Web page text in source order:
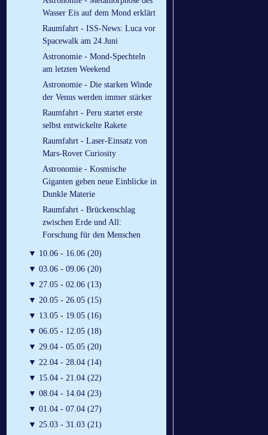
Wasser Eis auf dem Mond erklärt
Raumfahrt - ISS-News: Luca vor
Spacewalk am 24.Juni
Astronomie - Mond-Spechteln
am letzten Weekend
Astronomie - Die starken Winde
der Venus werden immer stärker
Raumfahrt - Peru startet erste
selbst entwickelte Rakete
Raumfahrt - Laser-Einsatz von
Mars-Rover Curiosity
Astronomie - Kosmische
Giganten geben neue Einblicke in
Dunkle Materie
Raumfahrt - Brückenschlag
zwischen Erde und All:
Forschung für den Menschen
▼ 10.06 - 16.06 (20)
▼ 03.06 - 09.06 (20)
▼ 27.05 - 02.06 (13)
▼ 20.05 - 26.05 (15)
▼ 13.05 - 19.05 (16)
▼ 06.05 - 12.05 (18)
▼ 29.04 - 05.05 (20)
▼ 22.04 - 28.04 (14)
▼ 15.04 - 21.04 (22)
▼ 08.04 - 14.04 (23)
▼ 01.04 - 07.04 (27)
▼ 25.03 - 31.03 (21)